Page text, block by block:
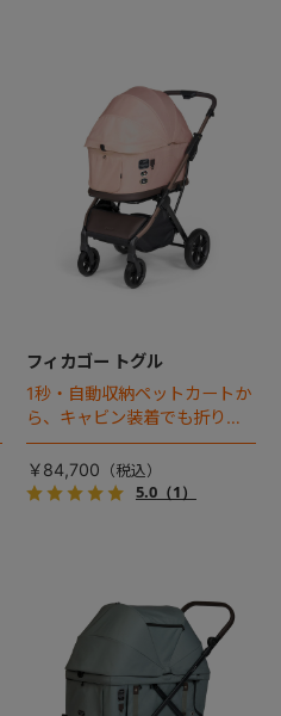
フィカゴー トグル
1秒・自動収納ペットカートか
ら、キャビン装着でも折りた
ためるモデルが登場！
￥84,700
5.0（1）